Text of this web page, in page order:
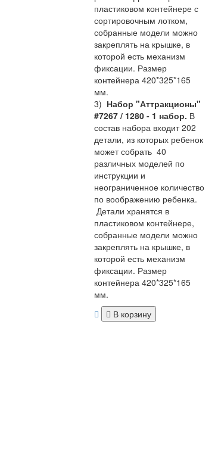
пластиковом контейнере с
сортировочным лотком,
собранные модели можно
закреплять на крышке, в
которой есть механизм
фиксации. Размер
контейнера 420*325*165
мм.
3) Набор "Аттракционы"
#7267 / 1280 - 1 набор. В
состав набора входит 202
детали, из которых ребенок
может собрать 40
различных моделей по
инструкции и
неограниченное количество
по воображению ребенка.
Детали хранятся в
пластиковом контейнере,
собранные модели можно
закреплять на крышке, в
которой есть механизм
фиксации. Размер
контейнера 420*325*165
мм.
В корзину